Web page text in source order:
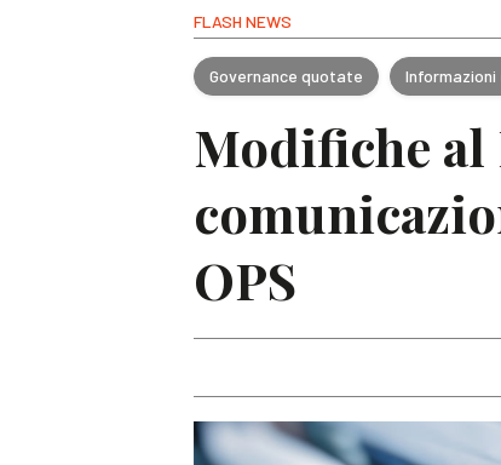
FLASH NEWS
Governance quotate
Modifiche al
OPS